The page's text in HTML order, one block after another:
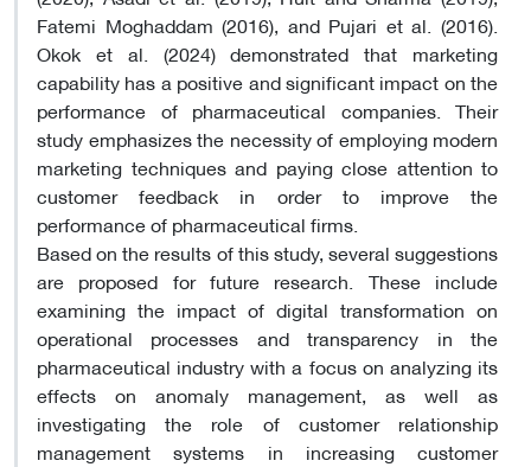
Fatemi Moghaddam (2016), and Pujari et al. (2016).
Okok et al. (2024) demonstrated that marketing
capability has a positive and significant impact on the
performance of pharmaceutical companies. Their
study emphasizes the necessity of employing modern
marketing techniques and paying close attention to
customer feedback in order to improve the
performance of pharmaceutical firms.
Based on the results of this study, several suggestions
are proposed for future research. These include
examining the impact of digital transformation on
operational processes and transparency in the
pharmaceutical industry with a focus on analyzing its
effects on anomaly management, as well as
investigating the role of customer relationship
management systems in increasing customer